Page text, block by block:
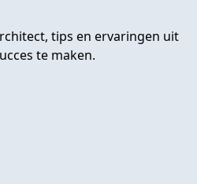
tips en ervaringen uit
te maken.